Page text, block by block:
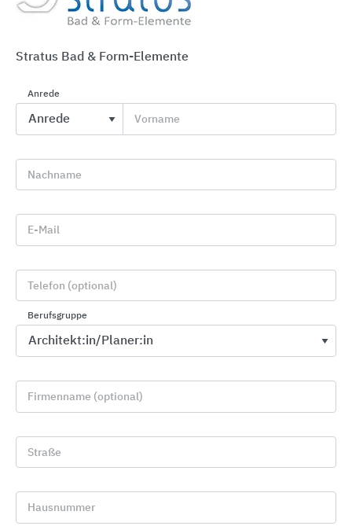
Erlau barrierefreies Bad
Sanitärarmaturen für Wasch- und Duschanlagen
KWC Aquarotter
Stratus Bad & Form-Elemente
Anrede
Vorname
Nachname
E-Mail
Telefon (optional)
Berufsgruppe
Firmenname (optional)
Straße
Hausnummer